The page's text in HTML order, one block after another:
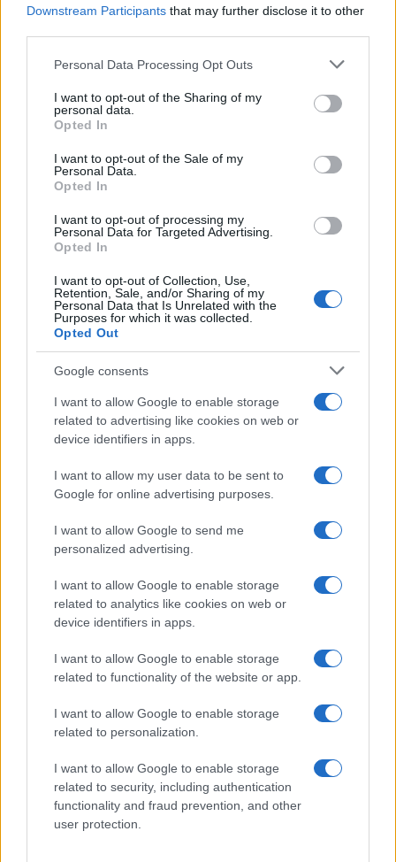
Downstream Participants that may further disclose it to other
Please note that this website/app uses one or more Google
not limited to your visit or usage behaviour. You may click to
grant or deny consent to Google and its third-party tags to
use your data for below specified purposes in below Google
consent section.
Personal Data Processing Opt Outs
I want to opt-out of the Sharing of my
personal data.
Opted In
I want to opt-out of the Sale of my
Personal Data.
Opted In
I want to opt-out of processing my
Personal Data for Targeted Advertising.
Opted In
I want to opt-out of Collection, Use,
Retention, Sale, and/or Sharing of my
Personal Data that Is Unrelated with the
Purposes for which it was collected.
Opted Out
Google consents
I want to allow Google to enable storage
related to advertising like cookies on web or
device identifiers in apps.
I want to allow my user data to be sent to
Google for online advertising purposes.
I want to allow Google to send me
personalized advertising.
I want to allow Google to enable storage
related to analytics like cookies on web or
device identifiers in apps.
I want to allow Google to enable storage
related to functionality of the website or app.
I want to allow Google to enable storage
related to personalization.
I want to allow Google to enable storage
related to security, including authentication
functionality and fraud prevention, and other
user protection.
Continua a leggere
RECENSIONI
Neurosis
Cristian Castiglioni · 8 Ago 2026
RECENSIONI
Tutte le uscite discografiche italiane della settimana
Letizia Fontana · 8 Ago 2026